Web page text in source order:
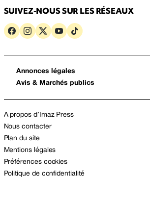
SUIVEZ-NOUS SUR LES RÉSEAUX
Annonces légales
Avis & Marchés publics
A propos d’Imaz Press
Nous contacter
Plan du site
Mentions légales
Préférences cookies
Politique de confidentialité